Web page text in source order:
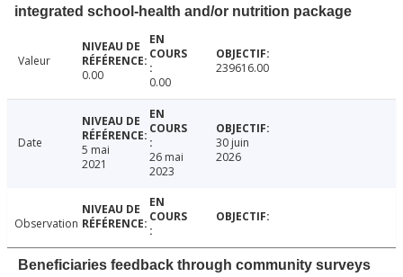
integrated school-health and/or nutrition package
Valeur
0.00
0.00
239616.00
Date
5 mai
2021
26 mai
2023
30 juin
2026
Observation
Beneficiaries feedback through community surveys